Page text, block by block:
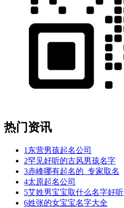
热门资讯
1 东营男孩起名公司
2罕见好听的古风男孩名字
3赤峰哪有起名的_专家取名
4太原起名公司
5艾姓男宝宝取什么名字好听
6姓张的女宝宝名字大全